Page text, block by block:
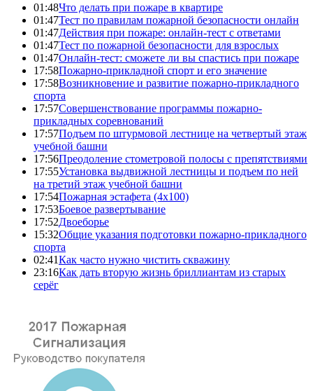
01:48Что делать при пожаре в квартире
01:47Тест по правилам пожарной безопасности онлайн
01:47Действия при пожаре: онлайн-тест с ответами
01:47Тест по пожарной безопасности для взрослых
01:47Онлайн-тест: сможете ли вы спастись при пожаре
17:58Пожарно-прикладной спорт и его значение
17:58Возникновение и развитие пожарно-прикладного
спорта
17:57Совершенствование программы пожарно-
прикладных соревнований
17:57Подъем по штурмовой лестнице на четвертый этаж
учебной башни
17:56Преодоление стометровой полосы с препятствиями
17:55Установка выдвижной лестницы и подъем по ней
на третий этаж учебной башни
17:54Пожарная эстафета (4x100)
17:53Боевое развертывание
17:52Двоеборье
15:32Общие указания подготовки пожарно-прикладного
спорта
02:41Как часто нужно чистить скважину
23:16Как дать вторую жизнь бриллиантам из старых
серёг